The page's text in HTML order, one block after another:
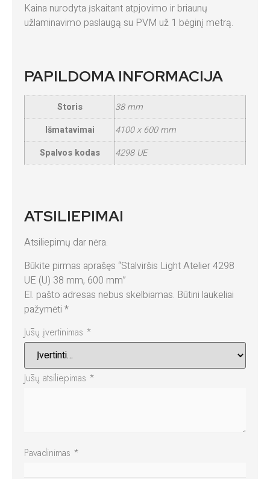
Kaina nurodyta įskaitant atpjovimo ir briaunų
užlaminavimo paslaugą su PVM už 1 bėginį metrą.
PAPILDOMA INFORMACIJA
Storis
38 mm
Išmatavimai
4100 x 600 mm
Spalvos kodas
4298 UE
ATSILIEPIMAI
Atsiliepimų dar nėra.
Būkite pirmas aprašęs “Stalviršis Light Atelier 4298
UE (U) 38 mm, 600 mm”
El. pašto adresas nebus skelbiamas. Būtini laukeliai
pažymėti *
Jūsų įvertinimas *
Jūsų atsiliepimas *
Pavadinimas *